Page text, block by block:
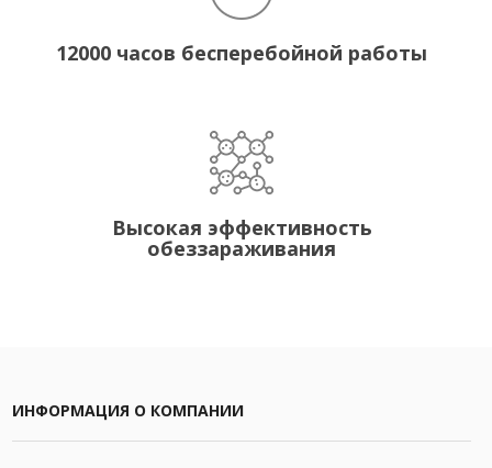
12000 часов бесперебойной работы
Высокая эффективность
обеззараживания
ИНФОРМАЦИЯ О КОМПАНИИ